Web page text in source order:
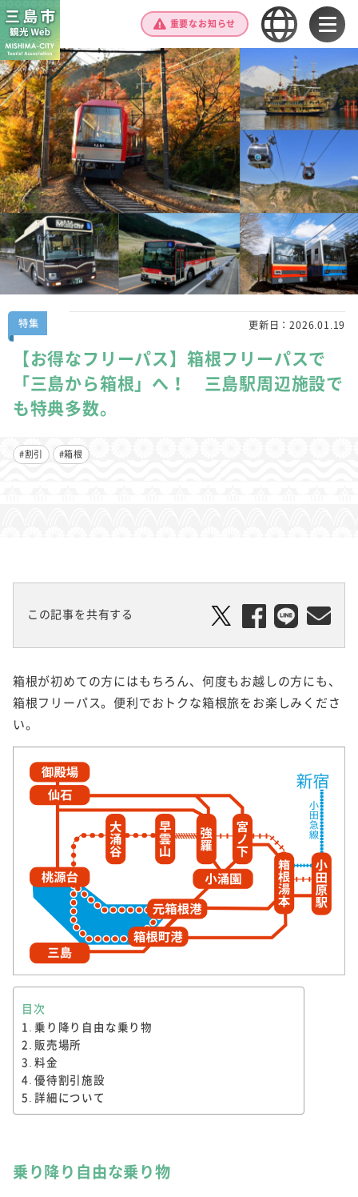
重要なお知らせ
特集 更新日：2026.01.19
【お得なフリーパス】箱根フリーパスで
「三島から箱根」へ！ 三島駅周辺施設で
も特典多数。
#割引 #箱根
この記事を共有する
箱根が初めての方にはもちろん、何度もお越しの方にも、
箱根フリーパス。便利でおトクな箱根旅をお楽しみくださ
い。
目次
乗り降り自由な乗り物
販売場所
料金
優待割引施設
詳細について
乗り降り自由な乗り物